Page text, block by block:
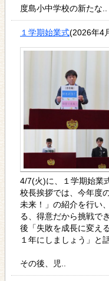
度島小中学校の新たな..
１学期始業式(2026年4
4/7(火)に、１学期始業
校長挨拶では、今年度
未来！」の紹介を行い
る、得意だから挑戦で
後「失敗を成長に変え
１年にしましょう」と
その後、児..